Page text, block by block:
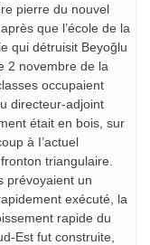
pierre du nouvel
que l’école de la
qui détruisit Beyoğlu
2 novembre de la
occupaient
directeur-adjoint
était en bois, sur
à I’actuel
triangulaire.
prévoyaient un
exécuté, la
rapide du
Est fut construite,